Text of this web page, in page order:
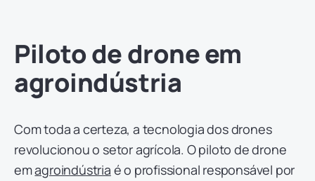
Piloto de drone em
agroindústria
Com toda a certeza, a tecnologia dos drones
revolucionou o setor agrícola. O piloto de drone
emagroindústria é o profissional responsável por